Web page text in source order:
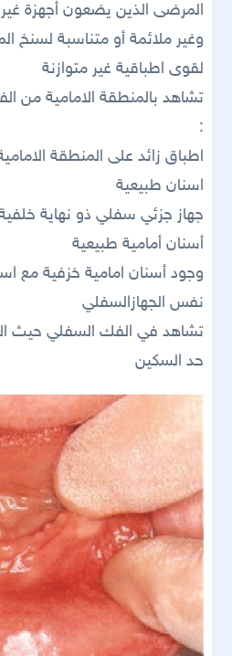
المرضى الذين يضعون أجهزة
وغير ملائمة أو متناسبة لسنخ
لقوى اطباقية غير متوازنة
تشاهد بالمنطقة الامامية من
:
اطباق زائد على المنطقة
اسنان طبيعية
جهاز جزئي سفلي ذو نهاية
أسنان أمامية طبيعية
وجود أسنان امامية خزفية مع
نفس الجهازالسفلي
تشاهد في الفك السفلي حيث
حد السكين